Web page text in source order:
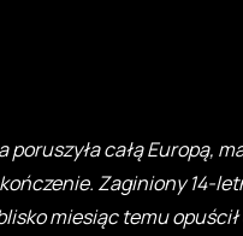
poruszyła całą Europą,
Zaginiony 14-
miesiąc temu